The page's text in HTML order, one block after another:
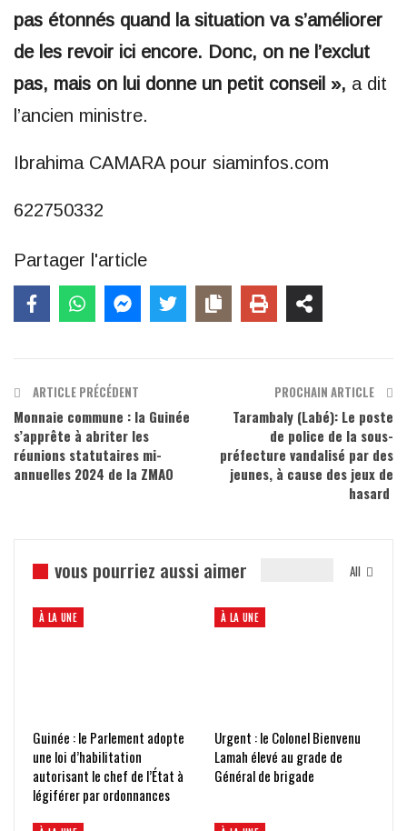
pas étonnés quand la situation va s’améliorer
de les revoir ici encore. Donc, on ne l’exclut
pas, mais on lui donne un petit conseil », a dit
l’ancien ministre.
Ibrahima CAMARA pour siaminfos.com
622750332
Partager l'article
ARTICLE PRÉCÉDENT
Monnaie commune : la Guinée
s’apprête à abriter les
réunions statutaires mi-
annuelles 2024 de la ZMAO
PROCHAIN ARTICLE
Tarambaly (Labé): Le poste
de police de la sous-
préfecture vandalisé par des
jeunes, à cause des jeux de
hasard
All
vous pourriez aussi aimer
À LA UNE
Guinée : le Parlement adopte
une loi d’habilitation
autorisant le chef de l’État à
légiférer par ordonnances
À LA UNE
Urgent : le Colonel Bienvenu
Lamah élevé au grade de
Général de brigade